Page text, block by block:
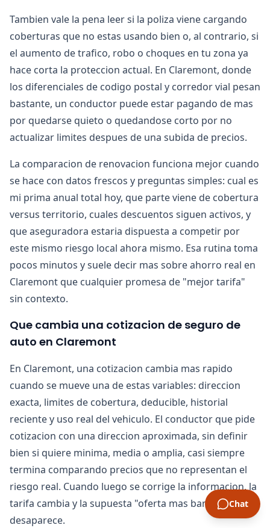
Tambien vale la pena leer si la poliza viene cargando
coberturas que no estas usando bien o, al contrario, si
el aumento de trafico, robo o choques en tu zona ya
hace corta la proteccion actual. En Claremont, donde
los diferenciales de codigo postal y corredor vial pesan
bastante, un conductor puede estar pagando de mas
por quedarse quieto o quedandose corto por no
actualizar limites despues de una subida de precios.
La comparacion de renovacion funciona mejor cuando
se hace con datos frescos y preguntas simples: cual es
mi prima anual total hoy, que parte viene de cobertura
versus territorio, cuales descuentos siguen activos, y
que aseguradora estaria dispuesta a competir por
este mismo riesgo local ahora mismo. Esa rutina toma
pocos minutos y suele decir mas sobre ahorro real en
Claremont que cualquier promesa de "mejor tarifa"
sin contexto.
Que cambia una cotizacion de seguro de
auto en Claremont
En Claremont, una cotizacion cambia mas rapido
cuando se mueve una de estas variables: direccion
exacta, limites de cobertura, deducible, historial
reciente y uso real del vehiculo. El conductor que pide
cotizacion con una direccion aproximada, sin definir
bien si quiere minima, media o amplia, casi siempre
termina comparando precios que no representan el
riesgo real. Cuando luego se corrige la informacion, la
tarifa cambia y la supuesta "oferta mas barata"
desaparece.
Chat